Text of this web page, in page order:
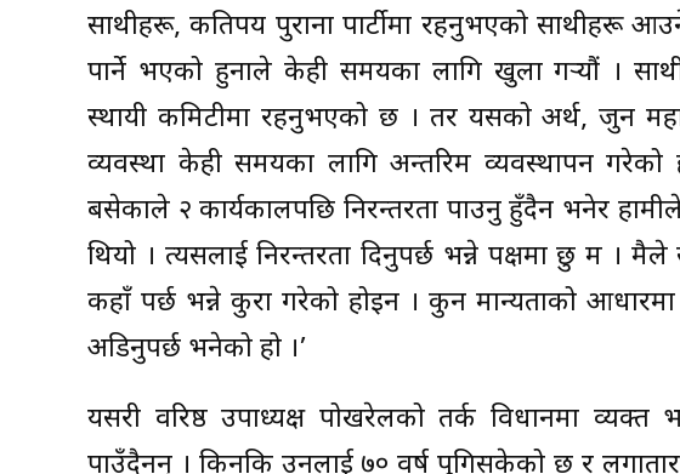
साथीहरू, कतिपय पुराना पार्टीमा रहनुभएको साथीहरू
पार्ने भएको हुनाले केही समयका लागि खुला गर्‍यौं ।
स्थायी कमिटीमा रहनुभएको छ । तर यसको अर्थ, जुन
व्यवस्था केही समयका लागि अन्तरिम व्यवस्थापन गरेको
बसेकाले २ कार्यकालपछि निरन्तरता पाउनु हुँदैन भनेर
थियो । त्यसलाई निरन्तरता दिनुपर्छ भन्ने पक्षमा छु म ।
कहाँ पर्छ भन्ने कुरा गरेको होइन । कुन मान्यताको आधारमा
अडिनुपर्छ भनेको हो ।’
यसरी वरिष्ठ उपाध्यक्ष पोखरेलको तर्क विधानमा
पाउँदैनन् । किनकि उनलाई ७० वर्ष पुगिसकेको छ र लगातार